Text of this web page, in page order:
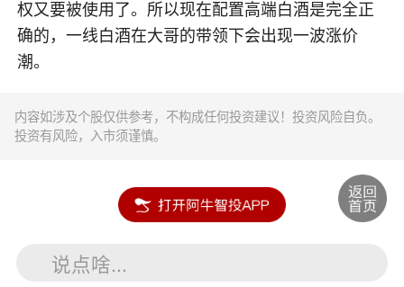
权又要被使用了。所以现在配置高端白酒是完全正
确的，一线白酒在大哥的带领下会出现一波涨价
潮。
内容如涉及个股仅供参考，不构成任何投资建议！投资风险自负。
投资有风险，入市须谨慎。
说点啥...